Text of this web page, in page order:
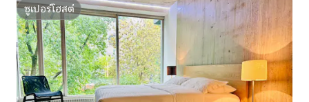
ซูเปอร์โฮสต์
ซูเปอร์โฮสต์